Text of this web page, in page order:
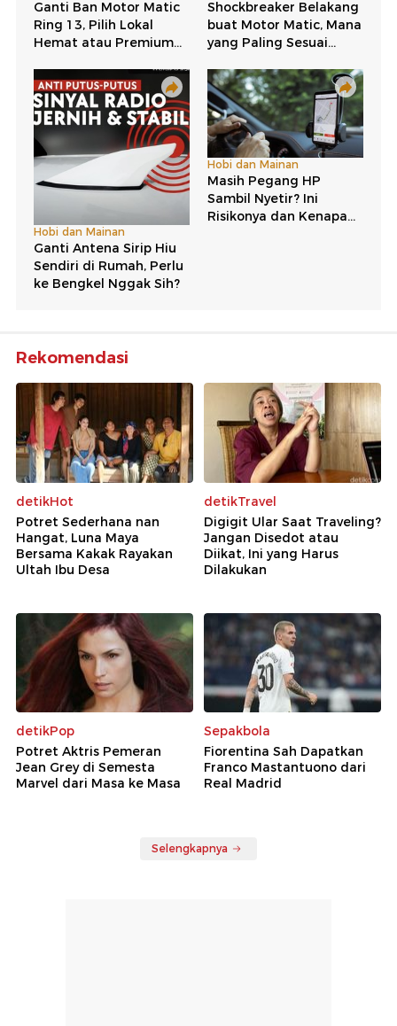
Rekomendasi
detikHot
Potret Sederhana nan
Hangat, Luna Maya
Bersama Kakak Rayakan
Ultah Ibu Desa
detikTravel
Digigit Ular Saat Traveling?
Jangan Disedot atau
Diikat, Ini yang Harus
Dilakukan
detikPop
Potret Aktris Pemeran
Jean Grey di Semesta
Marvel dari Masa ke Masa
Sepakbola
Fiorentina Sah Dapatkan
Franco Mastantuono dari
Real Madrid
Selengkapnya